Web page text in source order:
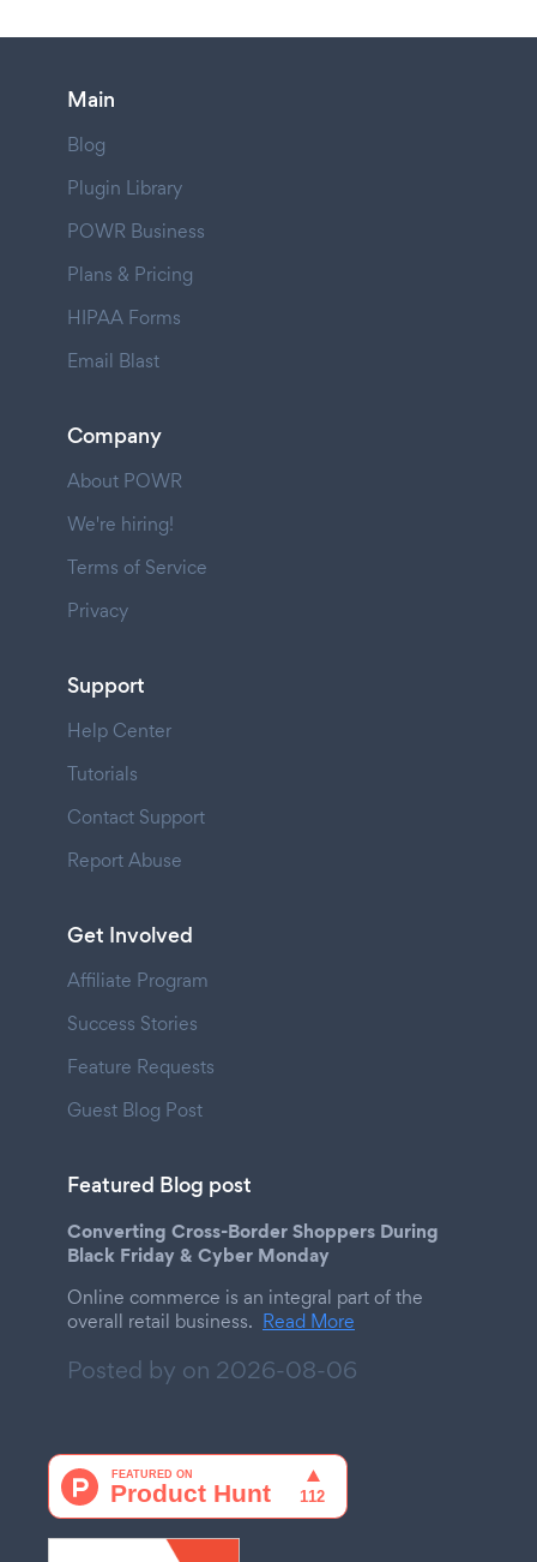
Main
Blog
Plugin Library
POWR Business
Plans & Pricing
HIPAA Forms
Email Blast
Company
About POWR
We're hiring!
Terms of Service
Privacy
Support
Help Center
Tutorials
Contact Support
Report Abuse
Get Involved
Affiliate Program
Success Stories
Feature Requests
Guest Blog Post
Featured Blog post
Converting Cross-Border Shoppers During
Black Friday & Cyber Monday
Online commerce is an integral part of the
overall retail business. Read More
Posted by on 2026-08-06